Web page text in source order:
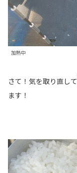
加熱中
さて！気を取り直して
ます！